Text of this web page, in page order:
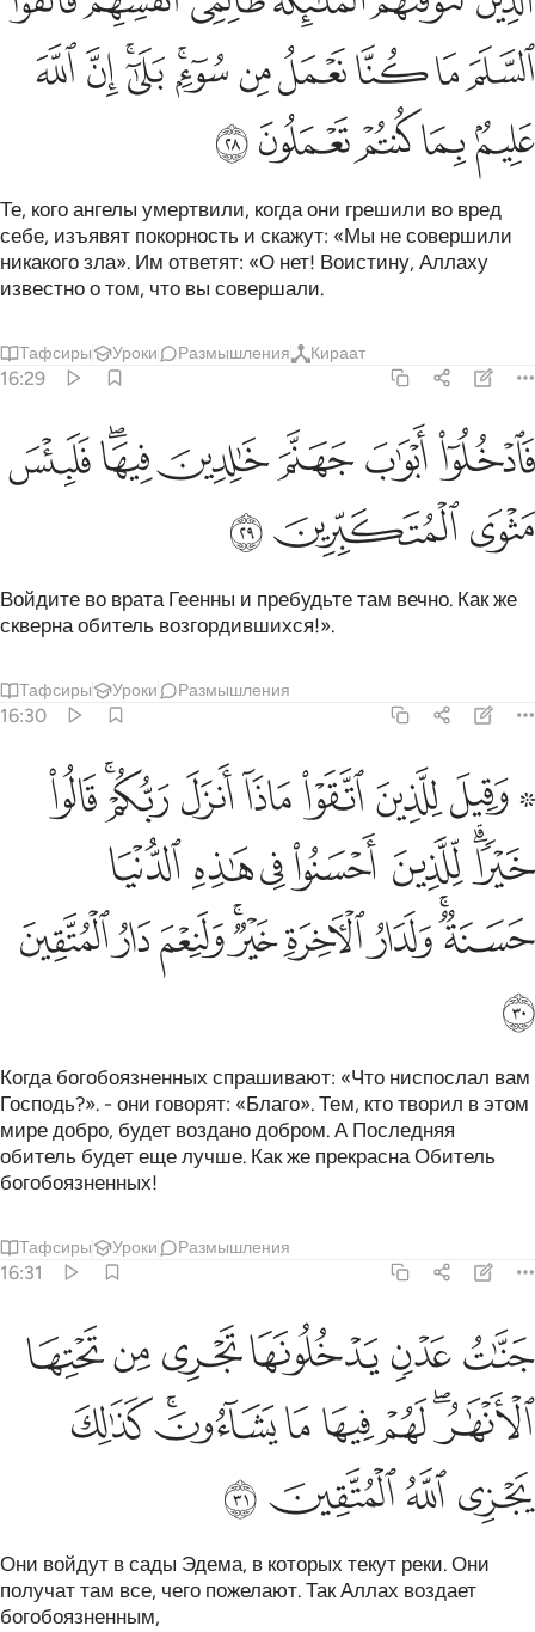
ﱟﱠﱡﱢﱣﱤﱥﱦﱧﱨﱩ
ﱪﱫ ﱬﱭﱮ
Те, кого ангелы умертвили, когда они грешили во вред
себе, изъявят покорность и скажут: «Мы не совершили
никакого зла». Им ответят: «О нет! Воистину, Аллаху
известно о том, что вы совершали.
Тафсиры Уроки Размышления Кираат
16:29
فادخلوا ابواب جهنم خالدين فيها فلبيس مثوى المتكبرين ٢٩
فَٱدْخُلُوٓا۟ أَبْوَٰبَ جَهَنَّمَ خَـٰلِدِينَ فِيهَا ۖ فَلَبِئْسَ مَثْوَى ٱلْمُتَكَبِّرِينَ
ﱯﱰﱱﱲﱳﱴﱵ
ﱶﱷﱸ
Войдите во врата Геенны и пребудьте там вечно. Как же
скверна обитель возгордившихся!».
Тафсиры Уроки Размышления
16:30
۞ وقيل للذين اتقوا ماذا انزل ربكم قالوا خيرا للذين احسنوا في هاذه
۞ وَقِيلَ لِلَّذِينَ ٱتَّقَوْا۟ مَاذَآ أَنزَلَ رَبُّكُمْ ۚ قَالُوا۟
ﱹ ﱺﱻﱼﱽﱾﱿﲀﲁ
ﲂﲃﲄ ﲅﲆﲇﲈ
ﲉﲊﲋﲌﲍﲎﲏﲐﲑ
ﲒ
Когда богобоязненных спрашивают: «Что ниспослал вам
Господь?». - они говорят: «Благо». Тем, кто творил в этом
мире добро, будет воздано добром. А Последняя
обитель будет еще лучше. Как же прекрасна Обитель
богобоязненных!
Тафсиры Уроки Размышления
16:31
جنات عدن يدخلونها تجري من تحتها الانهار لهم فيها ما يشاءون كذالك
جَنَّـٰتُ عَدْنٍۢ يَدْخُلُونَهَا تَجْرِى مِن تَحْتِهَا ٱلْأَنْهَـٰرُ ۖ لَهُمْ فِيهَا
ﲓﲔﲕﲖﲗﲘ
ﲙﲚﲛﲜﲝﲞﲟﲠ
ﲡﲢﲣﲤ
Они войдут в сады Эдема, в которых текут реки. Они
получат там все, чего пожелают. Так Аллах воздает
богобоязненным,